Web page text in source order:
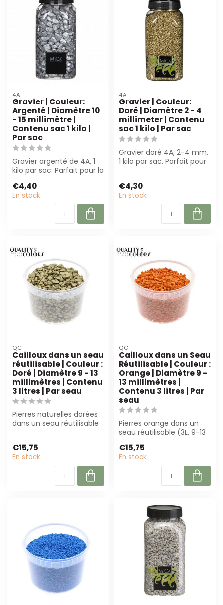
4A
Gravier | Couleur:
Argenté | Diamètre 10
- 15 millimètre |
Contenu sac 1 kilo |
Par sac
Gravier argenté de 4A, 1
kilo par sac. Parfait pour la
€4,40
En stock
4A
Gravier | Couleur:
Doré | Diamètre 2 - 4
millimeter | Contenu
sac 1 kilo | Par sac
Gravier doré 4A, 2-4 mm,
1 kilo par sac. Parfait pour
€4,30
En stock
QC
Cailloux dans un seau
réutilisable | Couleur :
Doré | Diamètre 9 - 13
millimètres | Contenu
3 litres | Par seau
Pierres naturelles dorées
dans un seau réutilisable
€15,75
En stock
QC
Cailloux dans un Seau
Réutilisable | Couleur :
Orange | Diamètre 9 -
13 millimètres |
Contenu 3 litres | Par
seau
Pierres orange dans un
seau réutilisable (3L, 9-13
la fl...
€15,75
En stock